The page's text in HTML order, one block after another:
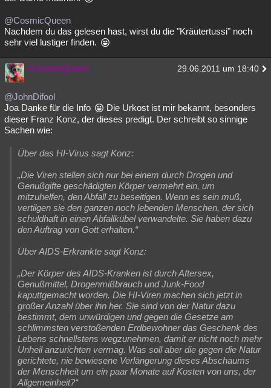
@CosmicQueen
Nachdem du das gelesen hast, wirst du die "Kräutertussi" noch
sehr viel lustiger finden.
CosmicQueen 29.06.2011 um 18:40
@JohnDifool
Joa Danke für die Info
Die Urkost ist mir bekannt, besonders
dieser Franz Konz, der dieses predigt. Der schreibt so sinnige
Sachen wie:
Über das HI-Virus sagt Konz:
„Die Viren stellen sich nur bei einem durch Drogen und
Genußgifte geschädigten Körper vermehrt ein, um
mitzuhelfen, den Abfall zu beseitigen. Wenn es sein muß,
vertilgen sie den ganzen noch lebenden Menschen, der sich
schuldhaft in einen Abfallkübel verwandelte. Sie haben dazu
den Auftrag von Gott erhalten.“
Über AIDS-Erkrankte sagt Konz:
„Der Körper des AIDS-Kranken ist durch Aftersex,
Genußmittel, Drogenmißbrauch und Junk-Food
kaputtgemacht worden. Die HI-Viren machen sich jetzt in
großer Anzahl über ihn her. Sie sind von der Natur dazu
bestimmt, dem unwürdigen und gegen die Gesetze am
schlimmsten verstoßenden Erdbewohner das Geschenk des
Lebens schnellstens wegzunehmen, damit er nicht noch mehr
Unheil anzurichten vermag. Was soll aber die gegen die Natur
gerichtete, nie bewiesene Verlängerung dieses Abschaums
der Menschheit um ein paar Monate auf Kosten von uns, der
Allgemeinheit?“